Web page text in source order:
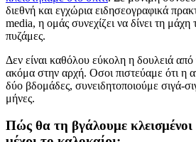
διεθνή και εγχώρια ειδησεογραφικά
media, η ομάς συνεχίζει να δίνει τη
πυζάμες.
Δεν είναι καθόλου εύκολη η δουλειά από
ακόμα στην αρχή. Οσοι πιστεύαμε ότι η
δύο βδομάδες, συνειδητοποιούμε σιγά-
μήνες.
Πώς θα τη βγάλουμε κλεισμένοι